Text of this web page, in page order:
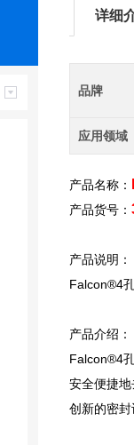
详细
品牌
应用领域
产品名称：
产品货号：
产品说明：
Falcon®4
产品介绍：
Falcon®4
安全便捷
创新的密封